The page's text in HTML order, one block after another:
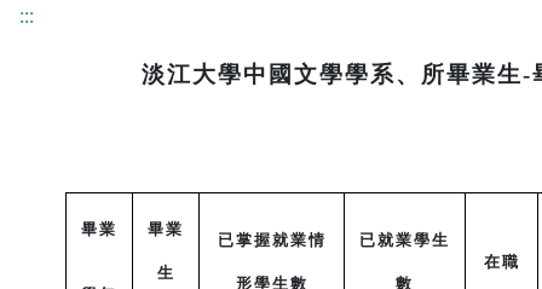
:::
淡江大學中國文學學系、所畢業生-
畢業 畢業
生
已掌握就業情
形學生數
已就業學生
數
在職